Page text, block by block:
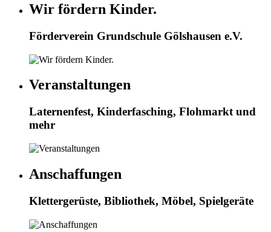
Wir fördern Kinder.
Förderverein Grundschule Gölshausen e.V.
Veranstaltungen
Laternenfest, Kinderfasching, Flohmarkt und
mehr
Anschaffungen
Klettergerüste, Bibliothek, Möbel, Spielgeräte